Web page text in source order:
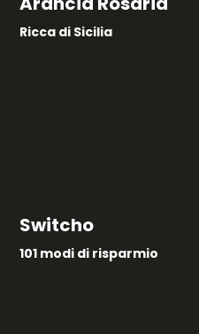
Ricca di Sicilia
Switcho
101 modi di risparmio